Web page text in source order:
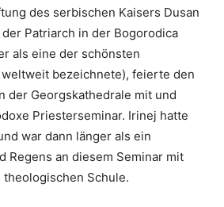
des serbischen Kaisers Dusan
Patriarch in der Bogorodica
als eine der schönsten
bezeichnete), feierte den
der Georgskathedrale mit und
Priesterseminar. Irinej hatte
war dann länger als ein
Regens an diesem Seminar mit
Schule.